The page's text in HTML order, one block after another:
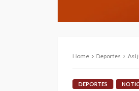
Home Deportes Así
DEPORTES